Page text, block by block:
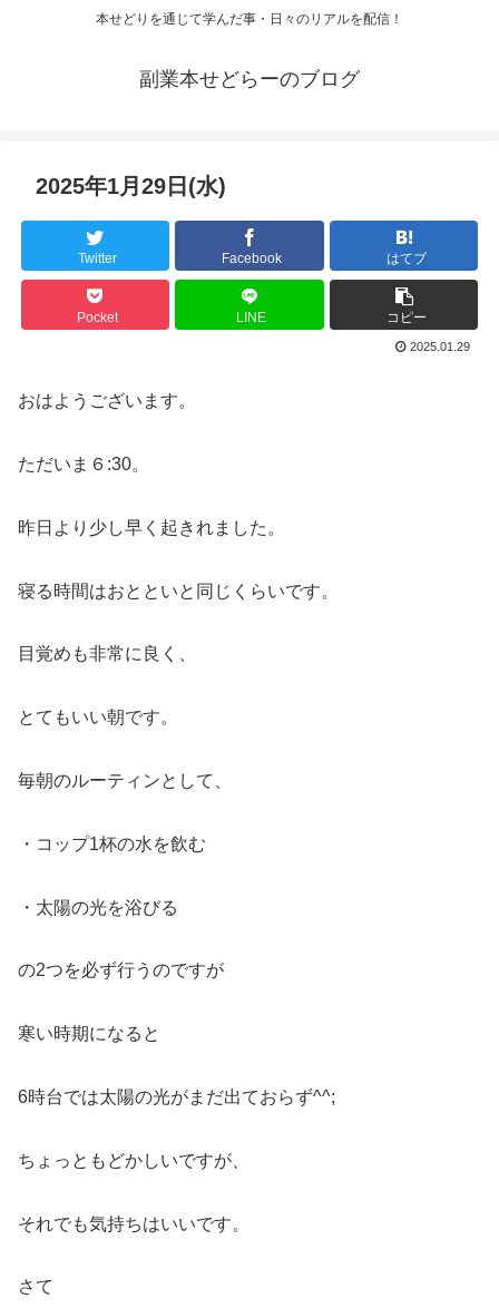
本せどりを通じて学んだ事・日々のリアルを配信！
副業本せどらーのブログ
2025年1月29日(水)
Twitter Facebook はてブ
Pocket LINE コピー
2025.01.29
おはようございます。
ただいま６:30。
昨日より少し早く起きれました。
寝る時間はおとといと同じくらいです。
目覚めも非常に良く、
とてもいい朝です。
毎朝のルーティンとして、
・コップ1杯の水を飲む
・太陽の光を浴びる
の2つを必ず行うのですが
寒い時期になると
6時台では太陽の光がまだ出ておらず^^;
ちょっともどかしいですが、
それでも気持ちはいいです。
さて